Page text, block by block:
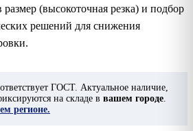
размер (высокоточная резка) и подбор
решений для снижения
ГОСТ. Актуальное наличие,
на складе в вашем городе
регионе.